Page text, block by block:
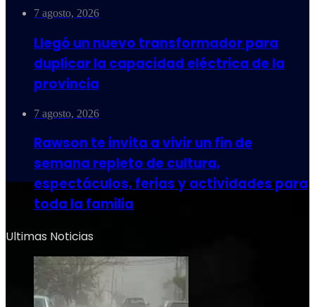
7 agosto, 2026
Llegó un nuevo transformador para
duplicar la capacidad eléctrica de la
provincia
7 agosto, 2026
Rawson te invita a vivir un fin de
semana repleto de cultura,
espectáculos, ferias y actividades para
toda la familia
Ultimas Noticias